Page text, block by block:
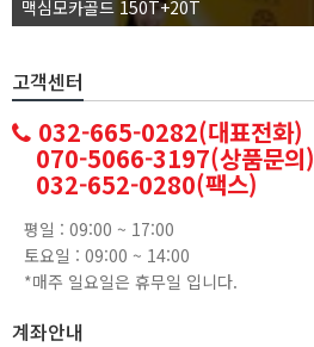
맥심모카골드 150T+20T
고객센터
032-665-0282(대표전화)
070-5066-3197(상품문의)
032-652-0280(팩스)
평일 : 09:00 ~ 17:00
토요일 : 09:00 ~ 14:00
*매주 일요일은 휴무일 입니다.
계좌안내